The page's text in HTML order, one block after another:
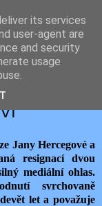
VE
Jany Hercegové a
resignací dvou
mediální ohlas.
svrchovaně
let a považuje
its services
user-agent are
and security
usage